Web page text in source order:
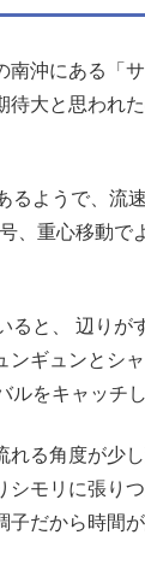
沖にある「
大と思われ
ようで、流
、重心移動
と、 辺り
ギュンとシ
をキャッチし
る角度が少
モリに張り
だから時間